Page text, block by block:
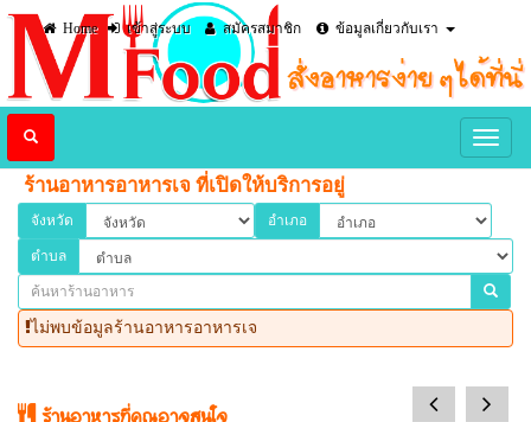
Home เข้าสู่ระบบ สมัครสมาชิก ข้อมูลเกี่ยวกับเรา
ร้านอาหารอาหารเจ ที่เปิดให้บริการอยู่
จังหวัด อำเภอ
ตำบล
ไม่พบข้อมูลร้านอาหารอาหารเจ
prev next